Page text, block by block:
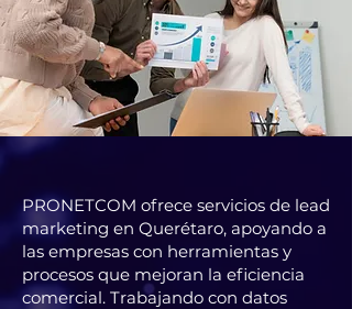
PRONETCOM ofrece servicios de lead
marketing en Querétaro, apoyando a
las empresas con herramientas y
procesos que mejoran la eficiencia
comercial. Trabajando con datos